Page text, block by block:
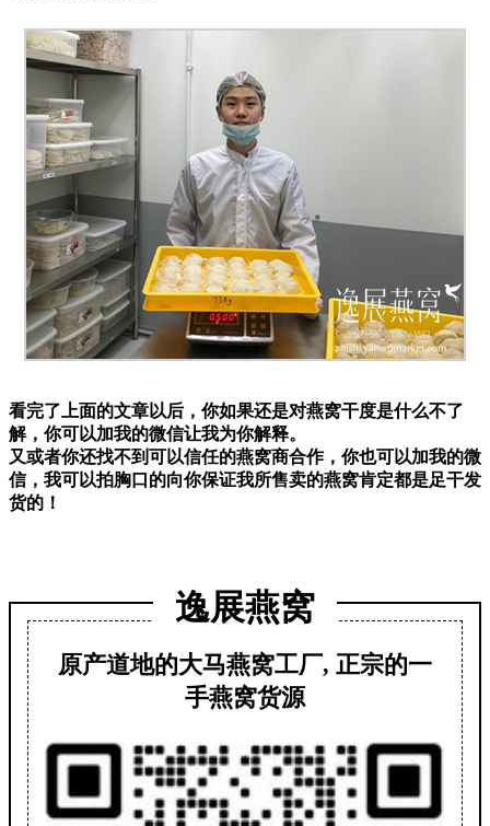
看完了上面的文章以后，你如果还是对燕窝干度是什么不了
解，你可以加我的微信让我为你解释。
又或者你还找不到可以信任的燕窝商合作，你也可以加我的微
信，我可以拍胸口的向你保证我所售卖的燕窝肯定都是足干发
货的！
逸展燕窝
原产道地的大马燕窝工厂, 正宗的一
手燕窝货源